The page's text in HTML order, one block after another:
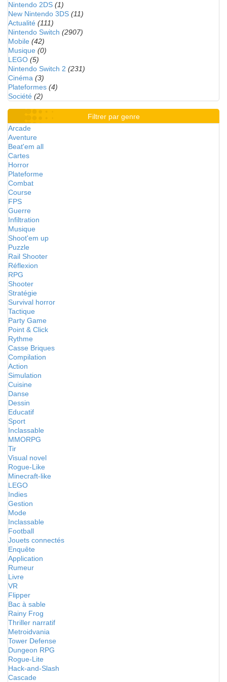
Nintendo 2DS (1)
New Nintendo 3DS (11)
Actualité (111)
Nintendo Switch (2907)
Mobile (42)
Musique (0)
LEGO (5)
Nintendo Switch 2 (231)
Cinéma (3)
Plateformes (4)
Société (2)
Filtrer par genre
Arcade
Aventure
Beat'em all
Cartes
Horror
Plateforme
Combat
Course
FPS
Guerre
Infiltration
Musique
Shoot'em up
Puzzle
Rail Shooter
Réflexion
RPG
Shooter
Stratégie
Survival horror
Tactique
Party Game
Point & Click
Rythme
Casse Briques
Compilation
Action
Simulation
Cuisine
Danse
Dessin
Educatif
Sport
Inclassable
MMORPG
Tir
Visual novel
Rogue-Like
Minecraft-like
LEGO
Indies
Gestion
Mode
Inclassable
Football
Jouets connectés
Enquête
Application
Rumeur
Livre
VR
Flipper
Bac à sable
Rainy Frog
Thriller narratif
Metroidvania
Tower Defense
Dungeon RPG
Rogue-Lite
Hack-and-Slash
Cascade